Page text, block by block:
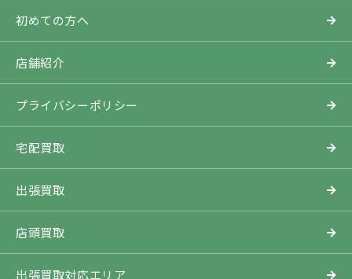
初めての方へ
店舗紹介
プライバシーポリシー
宅配買取
出張買取
店頭買取
出張買取対応エリア